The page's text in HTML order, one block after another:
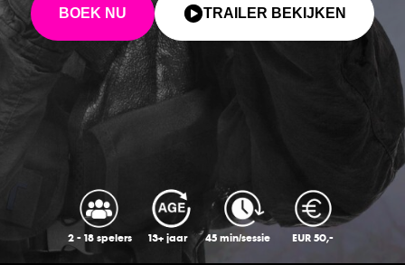
BOEK NU TRAILER BEKIJKEN
2 - 18 spelers 13+ jaar 45 min/sessie EUR 50,-